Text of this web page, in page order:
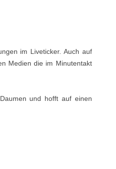
im Liveticker. Auch auf
Medien die im Minutentakt
und hofft auf einen